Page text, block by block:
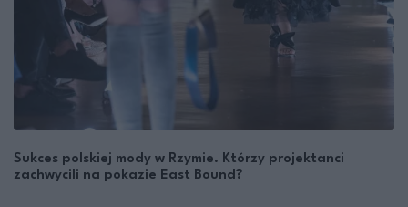
Sukces polskiej mody w Rzymie. Którzy projektanci
zachwycili na pokazie East Bound?